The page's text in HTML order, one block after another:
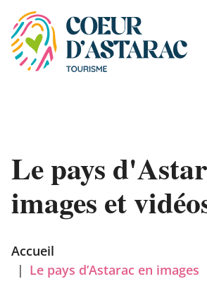
Panneau de gestion des cookies
Accueil
| Le pays d’Astarac en images
Le pays
images et